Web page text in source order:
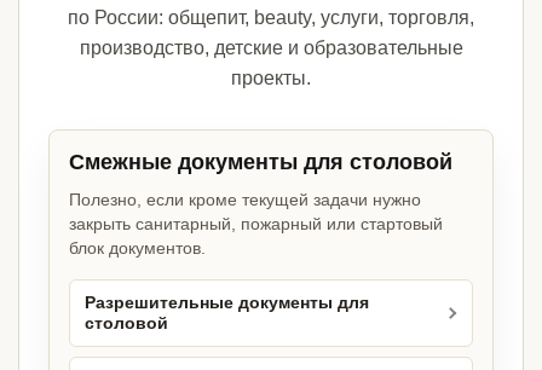
по России: общепит, beauty, услуги, торговля,
производство, детские и образовательные
проекты.
Смежные документы для столовой
Полезно, если кроме текущей задачи нужно
закрыть санитарный, пожарный или стартовый
блок документов.
Разрешительные документы для
столовой